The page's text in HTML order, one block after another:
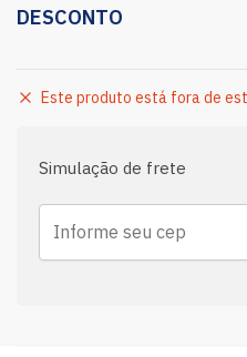
DESCONTO
Este produto está fora de
Simulação de frete